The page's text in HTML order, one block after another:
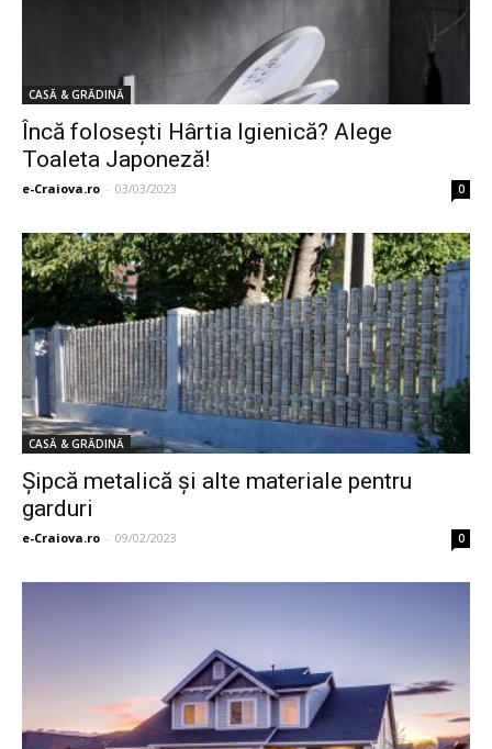
CASĂ & GRĂDINĂ
Încă folosești Hârtia Igienică? Alege
Toaleta Japoneză!
e-Craiova.ro - 03/03/2023 0
CASĂ & GRĂDINĂ
Şipcă metalică şi alte materiale pentru
garduri
e-Craiova.ro - 09/02/2023 0